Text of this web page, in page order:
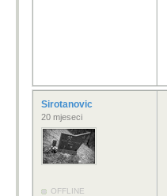
Sirotanovic
20 mjeseci
OFFLINE